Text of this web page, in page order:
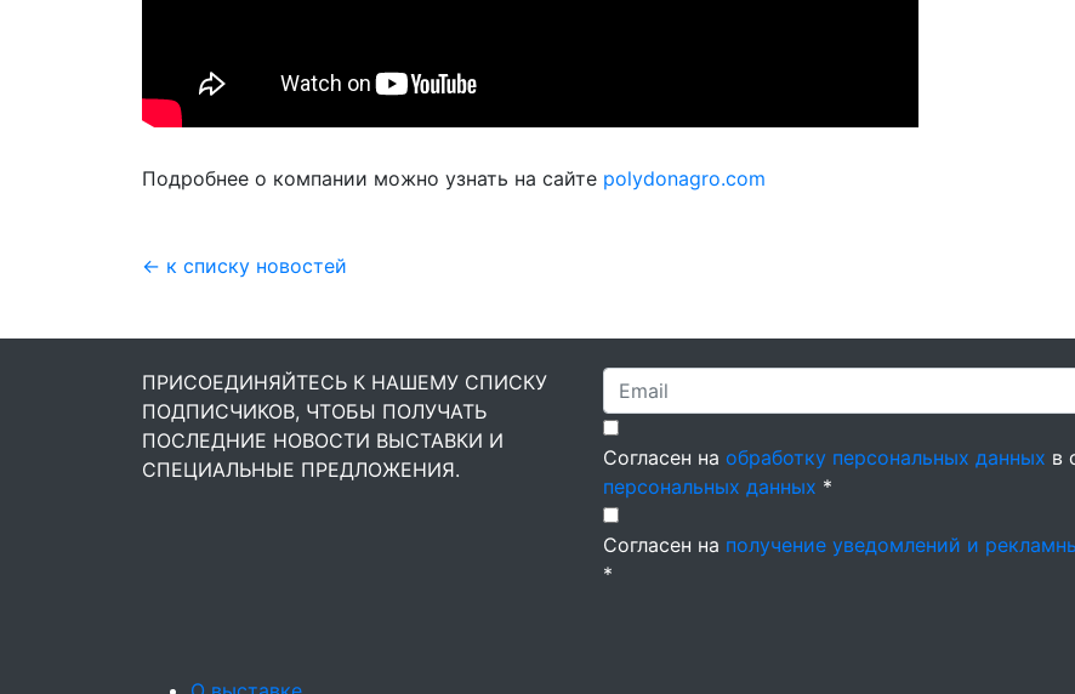
Подробнее о компании можно узнать на сайте polydonagro.com
← к списку новостей
ПРИСОЕДИНЯЙТЕСЬ К НАШЕМУ СПИСКУ
ПОДПИСЧИКОВ, ЧТОБЫ ПОЛУЧАТЬ
ПОСЛЕДНИЕ НОВОСТИ ВЫСТАВКИ И
СПЕЦИАЛЬНЫЕ ПРЕДЛОЖЕНИЯ.
Согласен на обработку персональных данных в
персональных данных *
Согласен на получение уведомлений и
*